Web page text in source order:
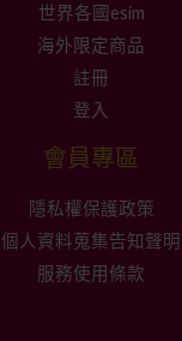
世界各國esim
海外限定商品
註冊
登入
會員專區
隱私權保護政策
個人資料蒐集告知聲明
服務使用條款